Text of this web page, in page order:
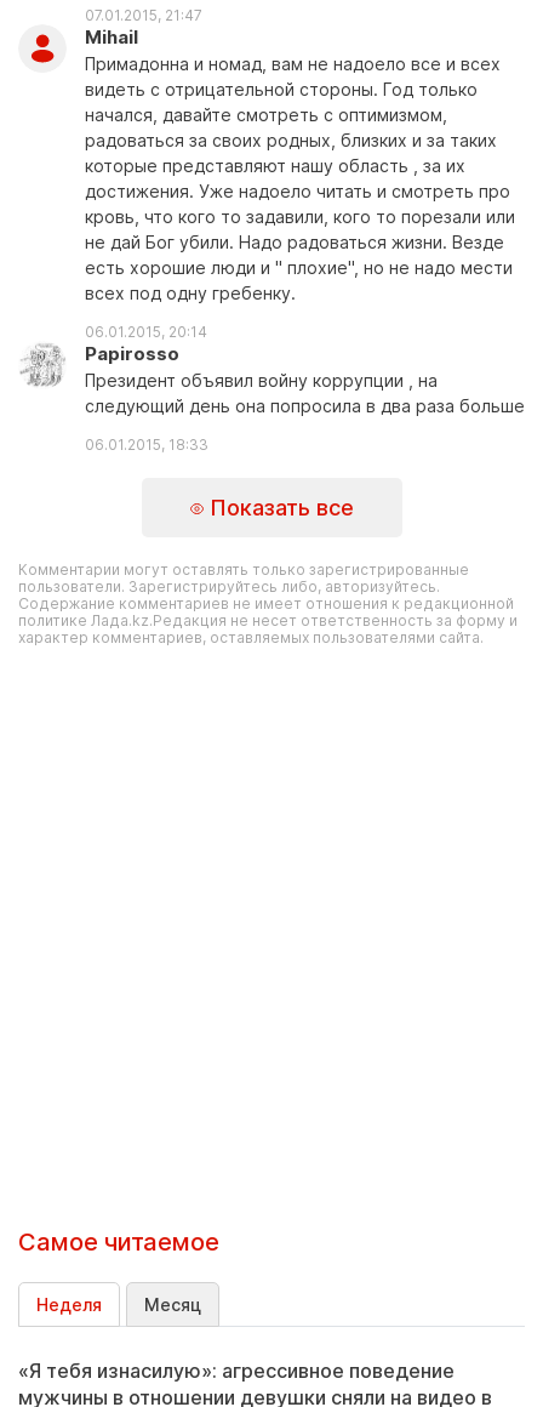
07.01.2015, 21:47
Mihail
Примадонна и номад, вам не надоело все и всех
видеть с отрицательной стороны. Год только
начался, давайте смотреть с оптимизмом,
радоваться за своих родных, близких и за таких
которые представляют нашу область , за их
достижения. Уже надоело читать и смотреть про
кровь, что кого то задавили, кого то порезали или
не дай Бог убили. Надо радоваться жизни. Везде
есть хорошие люди и " плохие", но не надо мести
всех под одну гребенку.
06.01.2015, 20:14
Papirosso
Президент объявил войну коррупции , на
следующий день она попросила в два раза больше
06.01.2015, 18:33
Показать все
Комментарии могут оставлять только зарегистрированные
пользователи. Зарегистрируйтесь либо, авторизуйтесь.
Содержание комментариев не имеет отношения к редакционной
политике Лада.kz.Редакция не несет ответственность за форму и
характер комментариев, оставляемых пользователями сайта.
Самое читаемое
Неделя Месяц
«Я тебя изнасилую»: агрессивное поведение
мужчины в отношении девушки сняли на видео в